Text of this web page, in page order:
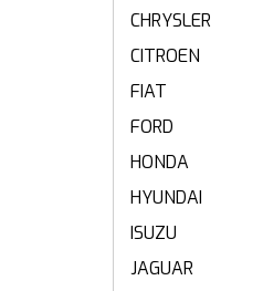
CHRYSLER
CITROEN
FIAT
FORD
HONDA
HYUNDAI
ISUZU
JAGUAR